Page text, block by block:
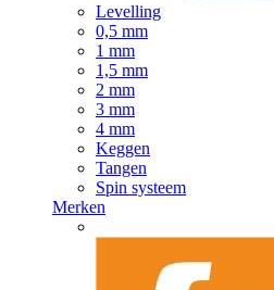
Levelling
0,5 mm
1 mm
1,5 mm
2 mm
3 mm
4 mm
Keggen
Tangen
Spin systeem
Merken